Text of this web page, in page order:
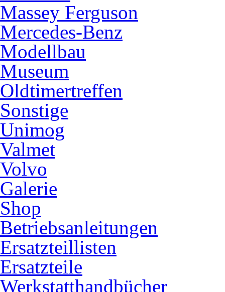
Massey Ferguson
Mercedes-Benz
Modellbau
Museum
Oldtimertreffen
Sonstige
Unimog
Valmet
Volvo
Galerie
Shop
Betriebsanleitungen
Ersatzteillisten
Ersatzteile
Werkstatthandbücher